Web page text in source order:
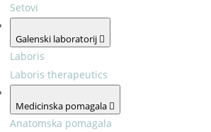
Setovi
Galenski laboratorij
Laboris
Laboris therapeutics
Medicinska pomagala
Anatomska pomagala